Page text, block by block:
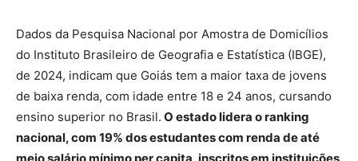
Dados da Pesquisa Nacional por Amostra de Domicílios
do Instituto Brasileiro de Geografia e Estatística (IBGE),
de 2024, indicam que Goiás tem a maior taxa de jovens
de baixa renda, com idade entre 18 e 24 anos, cursando
ensino superior no Brasil. O estado lidera o ranking
nacional, com 19% dos estudantes com renda de até